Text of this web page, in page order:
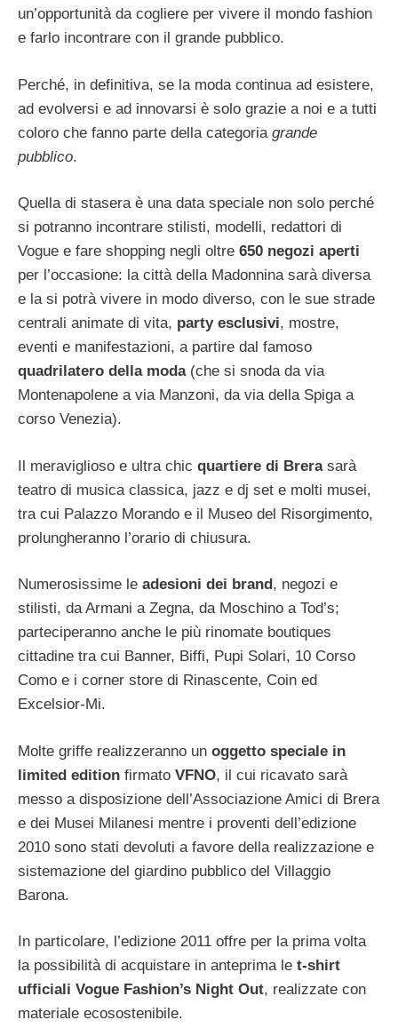
un’opportunità da cogliere per vivere il mondo fashion
e farlo incontrare con il grande pubblico.
Perché, in definitiva, se la moda continua ad esistere,
ad evolversi e ad innovarsi è solo grazie a noi e a tutti
coloro che fanno parte della categoria grande
pubblico.
Quella di stasera è una data speciale non solo perché
si potranno incontrare stilisti, modelli, redattori di
Vogue e fare shopping negli oltre 650 negozi aperti
per l’occasione: la città della Madonnina sarà diversa
e la si potrà vivere in modo diverso, con le sue strade
centrali animate di vita, party esclusivi, mostre,
eventi e manifestazioni, a partire dal famoso
quadrilatero della moda(che si snoda da via
Montenapolene a via Manzoni, da via della Spiga a
corso Venezia).
Il meraviglioso e ultra chic quartiere di Brerasarà
teatro di musica classica, jazz e dj set e molti musei,
tra cui Palazzo Morando e il Museo del Risorgimento,
prolungheranno l’orario di chiusura.
Numerosissime le adesioni dei brand, negozi e
stilisti, da Armani a Zegna, da Moschino a Tod’s;
parteciperanno anche le più rinomate boutiques
cittadine tra cui Banner, Biffi, Pupi Solari, 10 Corso
Como e i corner store di Rinascente, Coin ed
Excelsior-Mi.
Molte griffe realizzeranno un oggetto speciale in
limited edition firmato VFNO, il cui ricavato sarà
messo a disposizione dell’Associazione Amici di Brera
e dei Musei Milanesi mentre i proventi dell’edizione
2010 sono stati devoluti a favore della realizzazione e
sistemazione del giardino pubblico del Villaggio
Barona.
In particolare, l’edizione 2011 offre per la prima volta
la possibilità di acquistare in anteprima le t-shirt
ufficiali Vogue Fashion’s Night Out, realizzate con
materiale ecosostenibile.